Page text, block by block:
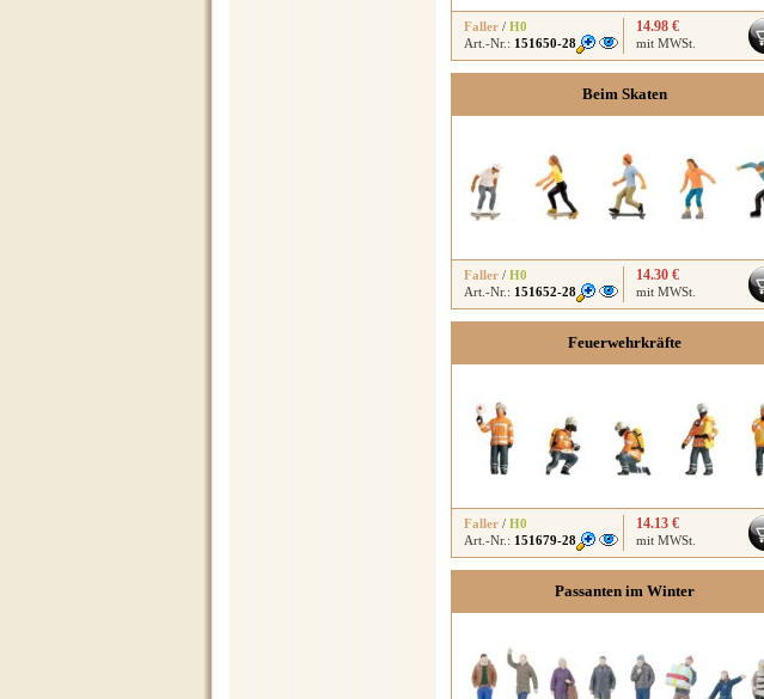
Faller / H0
Art.-Nr.: 151650-28
14.98 €
mit MWSt.
Beim Skaten
Faller / H0
Art.-Nr.: 151652-28
14.30 €
mit MWSt.
Feuerwehrkräfte
Faller / H0
Art.-Nr.: 151679-28
14.13 €
mit MWSt.
Passanten im Winter